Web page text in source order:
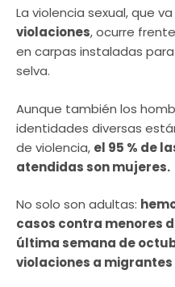
La violencia sexual, que va
violaciones, ocurre
en carpas instaladas
selva.
Aunque también los
identidades diversas
de violencia, el 95 % de
atendidas son mujeres.
No solo son adultas:
casos contra menores
última semana de
violaciones a migrantes